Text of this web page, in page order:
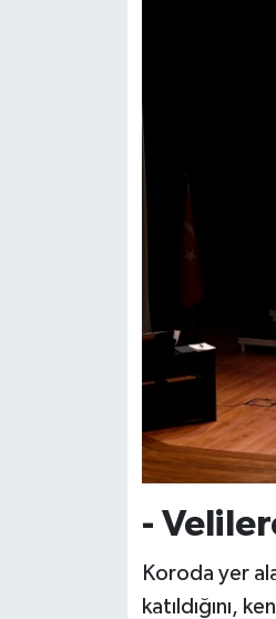
-
Koroda yer
katıldığını,